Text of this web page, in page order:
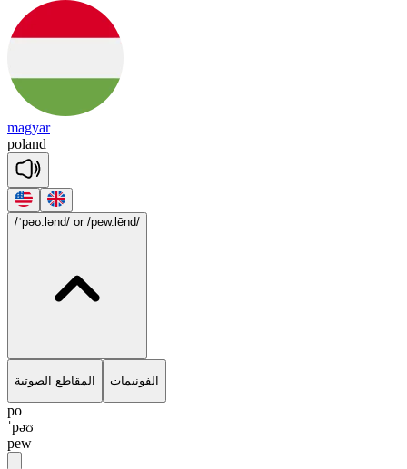
magyar
poland
/ˈpəʊ.lənd/ or /pew.lēnd/
المقاطع الصوتية الفونيمات
po
ˈpəʊ
pew